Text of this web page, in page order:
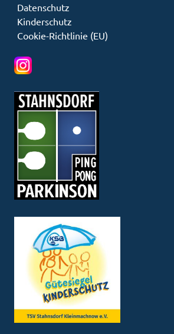
Datenschutz
Kinderschutz
Cookie-Richtlinie (EU)